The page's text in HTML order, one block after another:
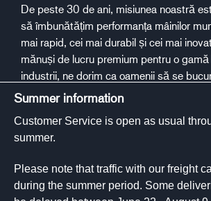
De peste 30 de ani, misiunea noastră
să îmbunătățim performanța mâinilor
mai rapid, cei mai durabil și cei mai
mănuși de lucru premium pentru o
industrii, ne dorim ca oamenii să se
siguranță și sănătate la locul de muncă.
Social media
Summer information
Customer Service is open as usual
summer.
Please note that traffic with our freight
during the summer period. Some